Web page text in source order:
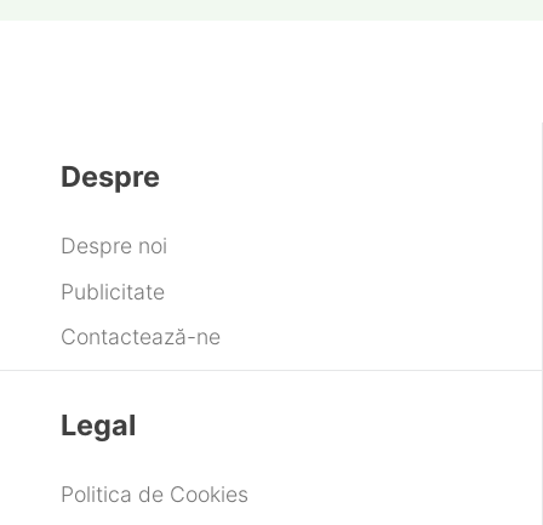
Despre
Despre noi
Publicitate
Contactează-ne
Legal
Politica de Cookies